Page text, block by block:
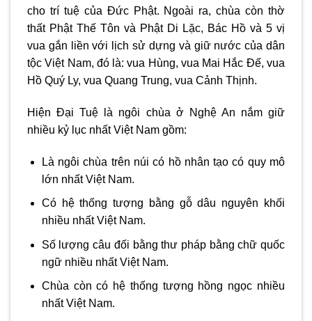
cho trí tuệ của Đức Phật. Ngoài ra, chùa còn thờ
thất Phật Thế Tôn và Phật Di Lặc, Bác Hồ và 5 vị
vua gắn liền với lịch sử dựng và giữ nước của dân
tộc Việt Nam, đó là: vua Hùng, vua Mai Hắc Đế, vua
Hồ Quý Ly, vua Quang Trung, vua Cảnh Thịnh.
Hiện Đại Tuệ là ngôi chùa ở Nghệ An nắm giữ
nhiều kỷ lục nhất Việt Nam gồm:
Là ngôi chùa trên núi có hồ nhân tạo có quy mô
lớn nhất Việt Nam.
Có hệ thống tượng bằng gỗ dâu nguyên khối
nhiều nhất Việt Nam.
Số lượng câu đối bằng thư pháp bằng chữ quốc
ngữ nhiều nhất Việt Nam.
Chùa còn có hệ thống tượng hồng ngọc nhiều
nhất Việt Nam.